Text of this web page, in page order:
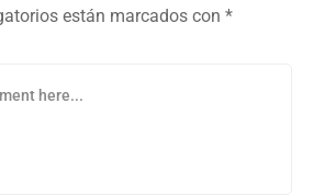
están marcados con *